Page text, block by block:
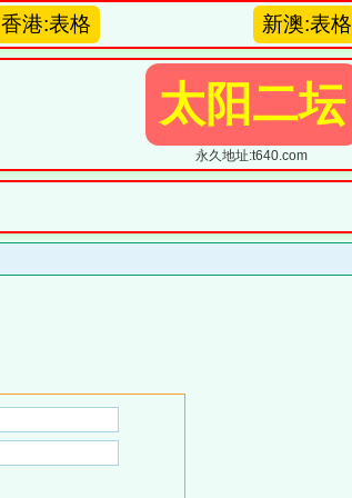
香港:表格 新澳:表格
太阳二坛
永久地址:t640.com